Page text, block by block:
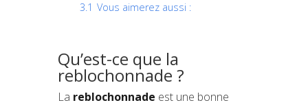
3.1 Vous aimerez aussi :
Qu’est-ce que la
reblochonnade ?
La reblochonnade est une bonne